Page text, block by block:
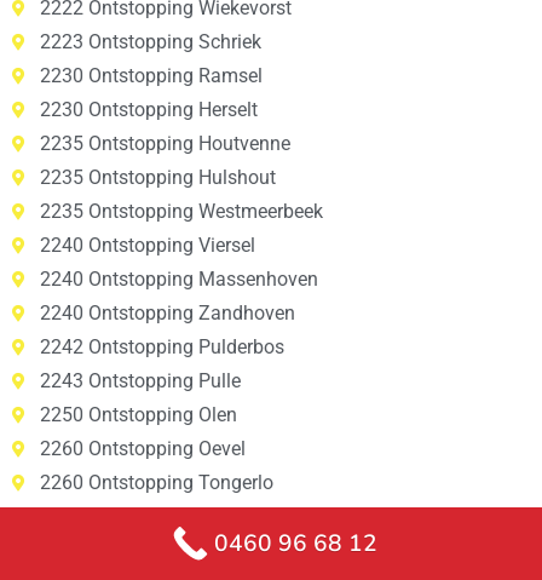
2222 Ontstopping Wiekevorst
2223 Ontstopping Schriek
2230 Ontstopping Ramsel
2230 Ontstopping Herselt
2235 Ontstopping Houtvenne
2235 Ontstopping Hulshout
2235 Ontstopping Westmeerbeek
2240 Ontstopping Viersel
2240 Ontstopping Massenhoven
2240 Ontstopping Zandhoven
2242 Ontstopping Pulderbos
2243 Ontstopping Pulle
2250 Ontstopping Olen
2260 Ontstopping Oevel
2260 Ontstopping Tongerlo
2260 Ontstopping Zoerle-Parwijs
0460 96 68 12